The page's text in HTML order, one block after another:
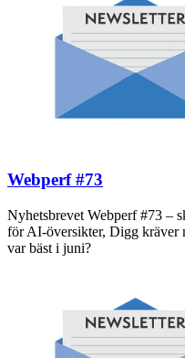
Webperf #73
Nyhetsbrevet Webperf #73 –
för AI-översikter, Digg kräver
var bäst i juni?